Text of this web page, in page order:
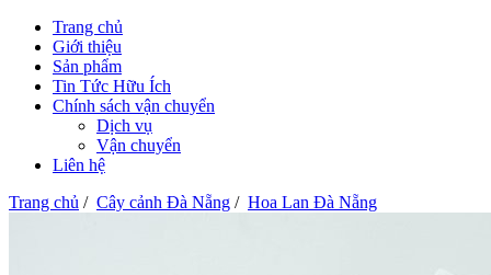
Trang chủ
Giới thiệu
Sản phẩm
Tin Tức Hữu Ích
Chính sách vận chuyển
Dịch vụ
Vận chuyển
Liên hệ
Trang chủ / Cây cảnh Đà Nẵng / Hoa Lan Đà Nẵng